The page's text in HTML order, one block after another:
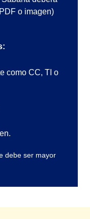
o imagen)
como CC, TI o
debe ser mayor